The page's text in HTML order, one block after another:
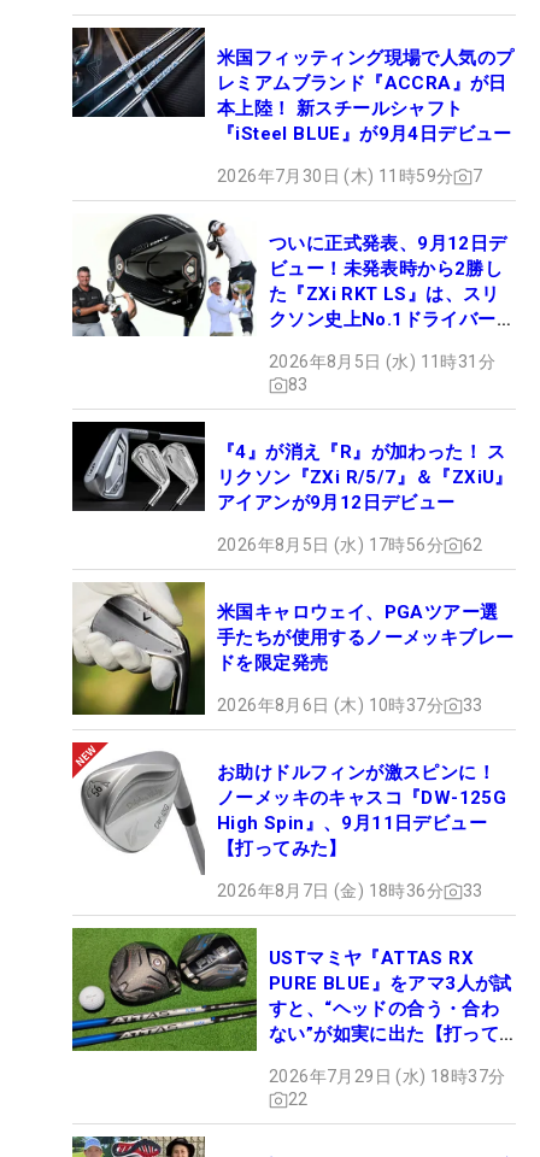
米国フィッティング現場で人気のプ
レミアムブランド『ACCRA』が日
本上陸！ 新スチールシャフト
『iSteel BLUE』が9月4日デビュー
2026年7月30日 (木) 11時59分 7
ついに正式発表、9月12日デ
ビュー！未発表時から2勝し
た『ZXi RKT LS』は、スリ
クソン史上No.1ドライバー!?
2026年8月5日 (水) 11時31分
83
『4』が消え『R』が加わった！ ス
リクソン『ZXi R/5/7』＆『ZXiU』
アイアンが9月12日デビュー
2026年8月5日 (水) 17時56分 62
米国キャロウェイ、PGAツアー選
手たちが使用するノーメッキブレー
ドを限定発売
2026年8月6日 (木) 10時37分 33
お助けドルフィンが激スピンに！
ノーメッキのキャスコ『DW-125G
High Spin』、9月11日デビュー
【打ってみた】
2026年8月7日 (金) 18時36分 33
USTマミヤ『ATTAS RX
PURE BLUE』をアマ3人が試
すと、“ヘッドの合う・合わ
ない”が如実に出た【打って
2026年7月29日 (水) 18時37分
22